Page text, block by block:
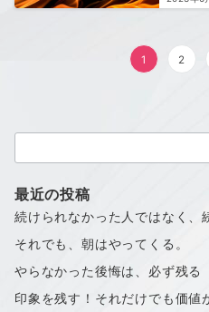
ー
ジ
送
り
1 2
索：
最近の投稿
続けられなかった人ではなく、
それでも、朝はやってくる。
やらなかった後悔は、必ず残る
印象を残す！それだけでも価値